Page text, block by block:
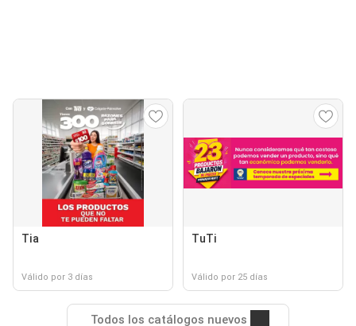
Tia
Válido por 3 días
TuTi
Válido por 25 días
Todos los catálogos nuevos